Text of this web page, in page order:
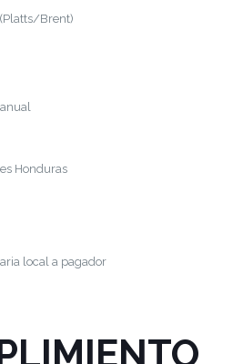
Brent)
Honduras
local a pagador